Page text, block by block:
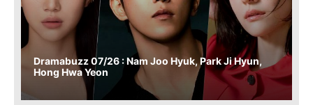
Dramabuzz 07/26 : Nam Joo Hyuk, Park Ji Hyun,
Hong Hwa Yeon